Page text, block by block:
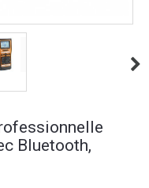
Bluetooth,